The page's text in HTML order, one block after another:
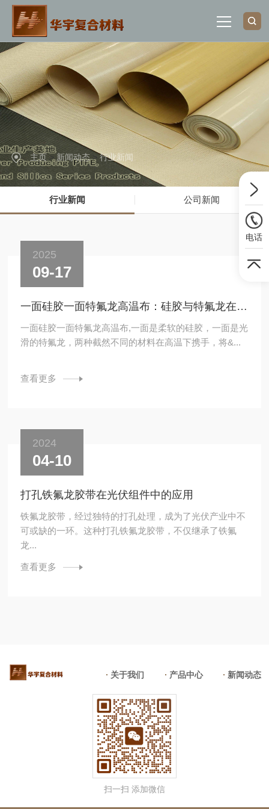
网站首页
关于我们
产品中心
行业应用
新闻动态
主页> 新闻动态>行业新闻
行业新闻 公司新闻
2025
09-17
一面硅胶一面特氟龙高温布：硅胶与特氟龙在热切机上碰撞出创意的火花
一面硅胶一面特氟龙高温布,一面是柔软的硅胶，一面是光
滑的特氟龙，两种截然不同的材料在高温下携手，将&...
查看更多
2024
04-10
打孔铁氟龙胶带在光伏组件中的应用
铁氟龙胶带，经过独特的打孔处理，成为了光伏产业中不
可或缺的一环。这种打孔铁氟龙胶带，不仅继承了铁氟
龙...
查看更多
关于我们 产品中心 新闻动态
扫一扫 添加微信
电话